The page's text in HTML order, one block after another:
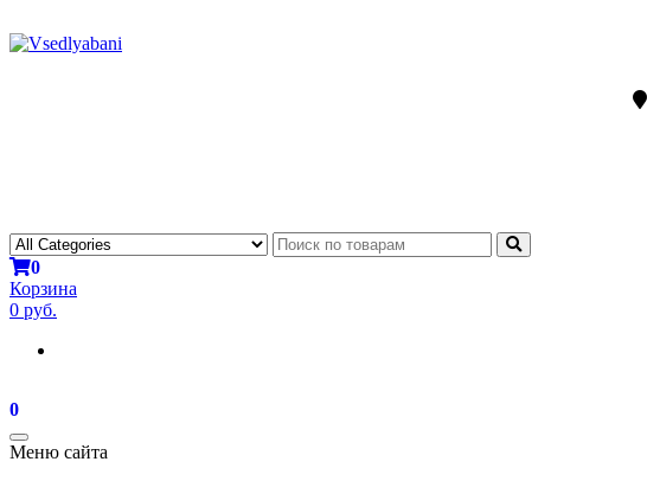
0
Корзина
0 руб.
0
Toggle
navigation
Меню сайта